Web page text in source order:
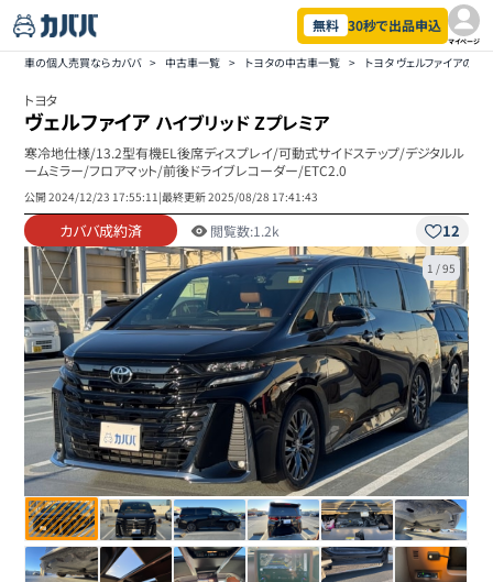
無料 30秒で出品申込
マイページ
車の個人売買ならカババ > 中古車一覧 > トヨタの中古車一覧 > トヨタ ヴェルファイアの中
トヨタ
ヴェルファイア ハイブリッド Zプレミア
寒冷地仕様/13.2型有機EL後席ディスプレイ/可動式サイドステップ/デジタルル
ームミラー/フロアマット/前後ドライブレコーダー/ETC2.0
公開2024/12/23 17:55:11|最終更新2025/08/28 17:41:43
カババ成約済 閲覧数:1.2k 12
1 /95